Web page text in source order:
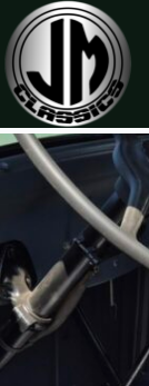
naar
de
inhoud